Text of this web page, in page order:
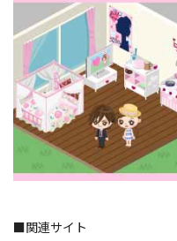
■関連サイト